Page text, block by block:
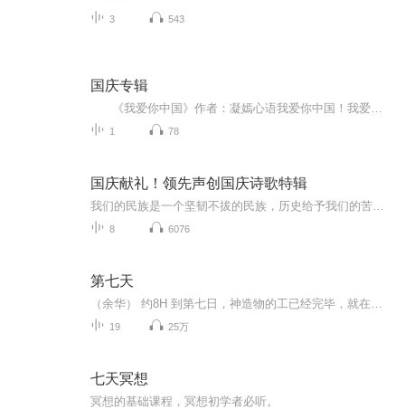
3 543
国庆专辑
1 78
国庆献礼！领先声创国庆诗歌特辑
8 6076
第七天
19 25万
七天冥想
冥想的基础课程，冥想初学者必听。